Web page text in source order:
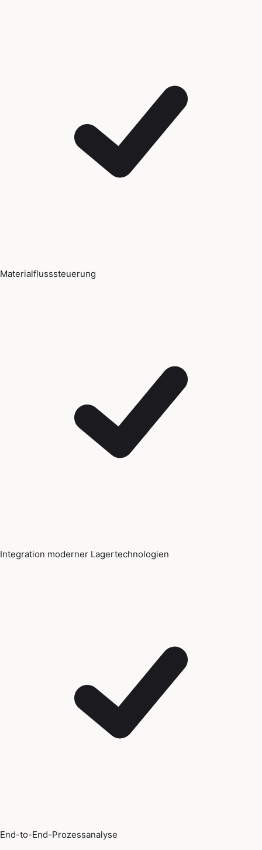
Materialflusssteuerung
Integration moderner Lagertechnologien
End-to-End-Prozessanalyse